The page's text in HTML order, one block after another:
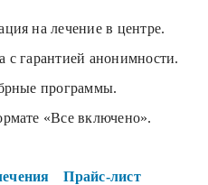
на лечение в центре.
с гарантией анонимности.
программы.
«Все включено».
Прайс-лист